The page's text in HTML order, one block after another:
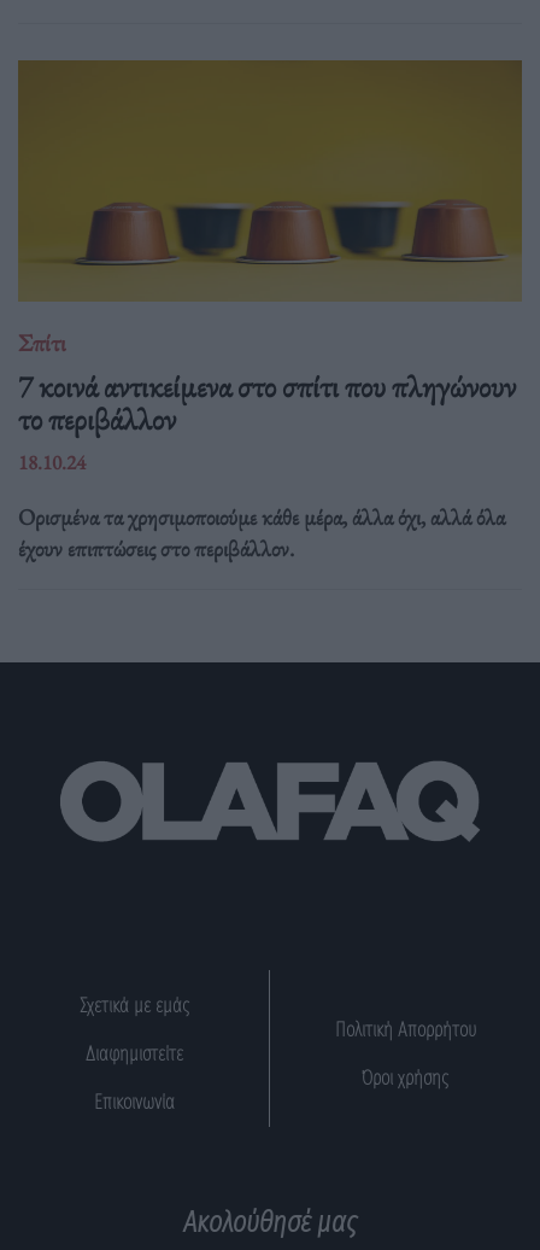
Σπίτι
7 κοινά αντικείμενα στο σπίτι που πληγώνουν
το περιβάλλον
18.10.24
Ορισμένα τα χρησιμοποιούμε κάθε μέρα, άλλα όχι, αλλά όλα
έχουν επιπτώσεις στο περιβάλλον.
Σχετικά με εμάς
Διαφημιστείτε
Επικοινωνία
Πολιτική Απορρήτου
Όροι χρήσης
Ακολούθησέ μας